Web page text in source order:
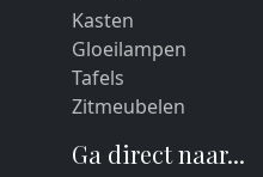
Kasten
Gloeilampen
Tafels
Zitmeubelen
Ga direct naar...